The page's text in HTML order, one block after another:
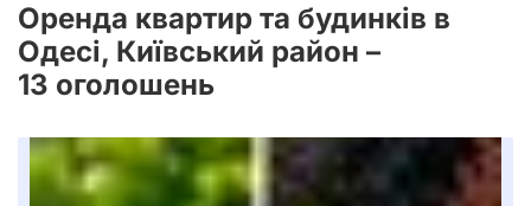
Оренда квартир та будинків в
Одесі, Київський район –
13 оголошень